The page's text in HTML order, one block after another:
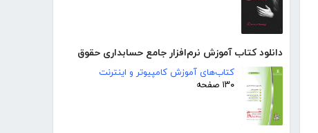
دانلود کتاب آموزش نرم‌افزار جامع حسابداری حقوق
کتاب‌های آموزش کامپیوتر و اینترنت
۱۳۰ صفحه